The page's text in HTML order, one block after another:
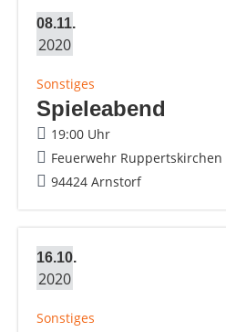
08.11.
2020
Sonstiges
Spieleabend
19:00 Uhr
Feuerwehr Ruppertskirchen
94424 Arnstorf
16.10.
2020
Sonstiges